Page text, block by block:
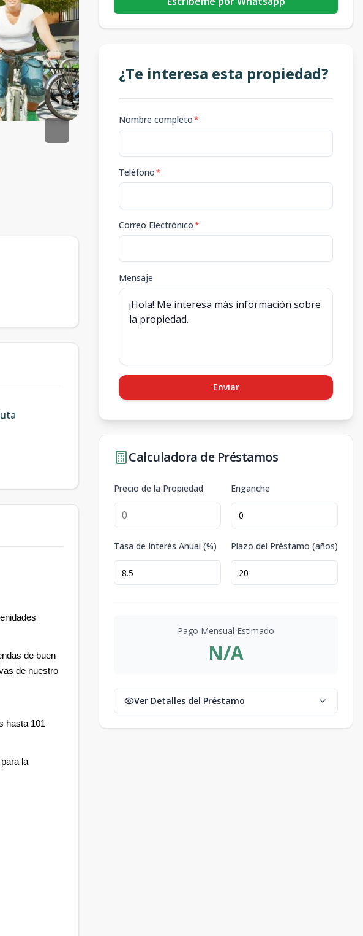
de buen
de nuestro
hasta 101
la
¿Te interesa esta propiedad?
Nombre completo*
Teléfono*
Correo Electrónico*
Mensaje
Enviar
Calculadora de Préstamos
Precio de la Propiedad Enganche
Tasa de Interés Anual (%) Plazo del Préstamo (años)
Pago Mensual Estimado
N/A
Ver Detalles del Préstamo